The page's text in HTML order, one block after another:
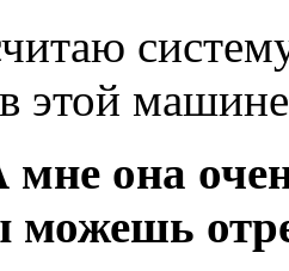
этой
она
можешь